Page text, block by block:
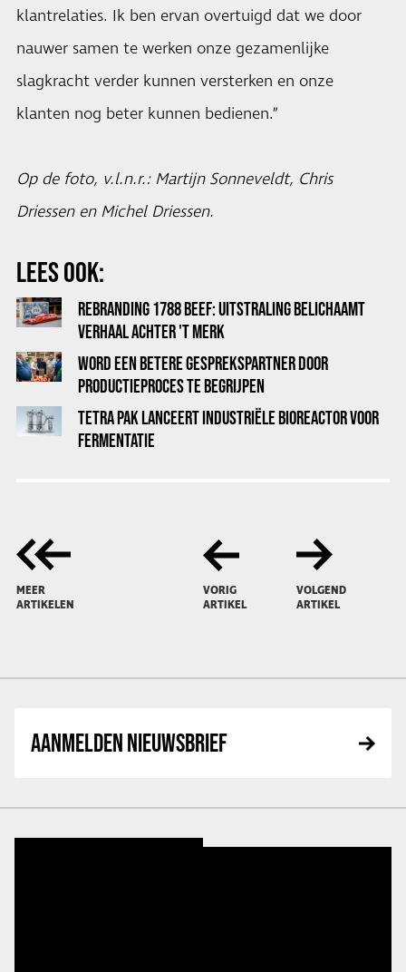
klantrelaties. Ik ben ervan overtuigd dat we door
nauwer samen te werken onze gezamenlijke
slagkracht verder kunnen versterken en onze
klanten nog beter kunnen bedienen.”
Op de foto, v.l.n.r.: Martijn Sonneveldt, Chris
Driessen en Michel Driessen.
LEES OOK:
REBRANDING 1788 BEEF: UITSTRALING BELICHAAMT
VERHAAL ACHTER 'T MERK
WORD EEN BETERE GESPREKSPARTNER DOOR
PRODUCTIEPROCES TE BEGRIJPEN
TETRA PAK LANCEERT INDUSTRIËLE BIOREACTOR VOOR
FERMENTATIE
MEER
ARTIKELEN
VORIG
ARTIKEL
VOLGEND
ARTIKEL
AANMELDEN NIEUWSBRIEF